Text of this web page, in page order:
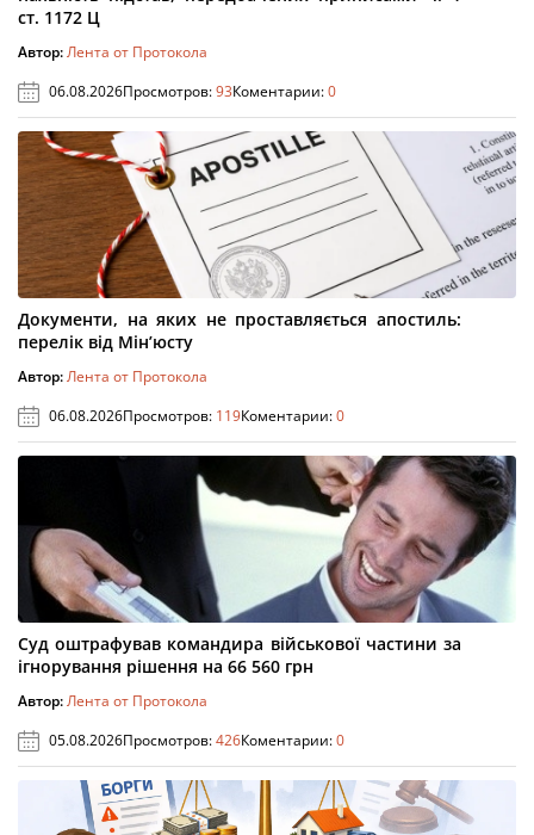
ст. 1172 Ц
Автор:Лента от Протокола
06.08.2026Просмотров:93Коментарии:0
Документи, на яких не проставляється апостиль:
перелік від Мін’юсту
Автор:Лента от Протокола
06.08.2026Просмотров: 119Коментарии:0
Суд оштрафував командира військової частини за
ігнорування рішення на 66 560 грн
Автор:Лента от Протокола
05.08.2026Просмотров:426Коментарии:0